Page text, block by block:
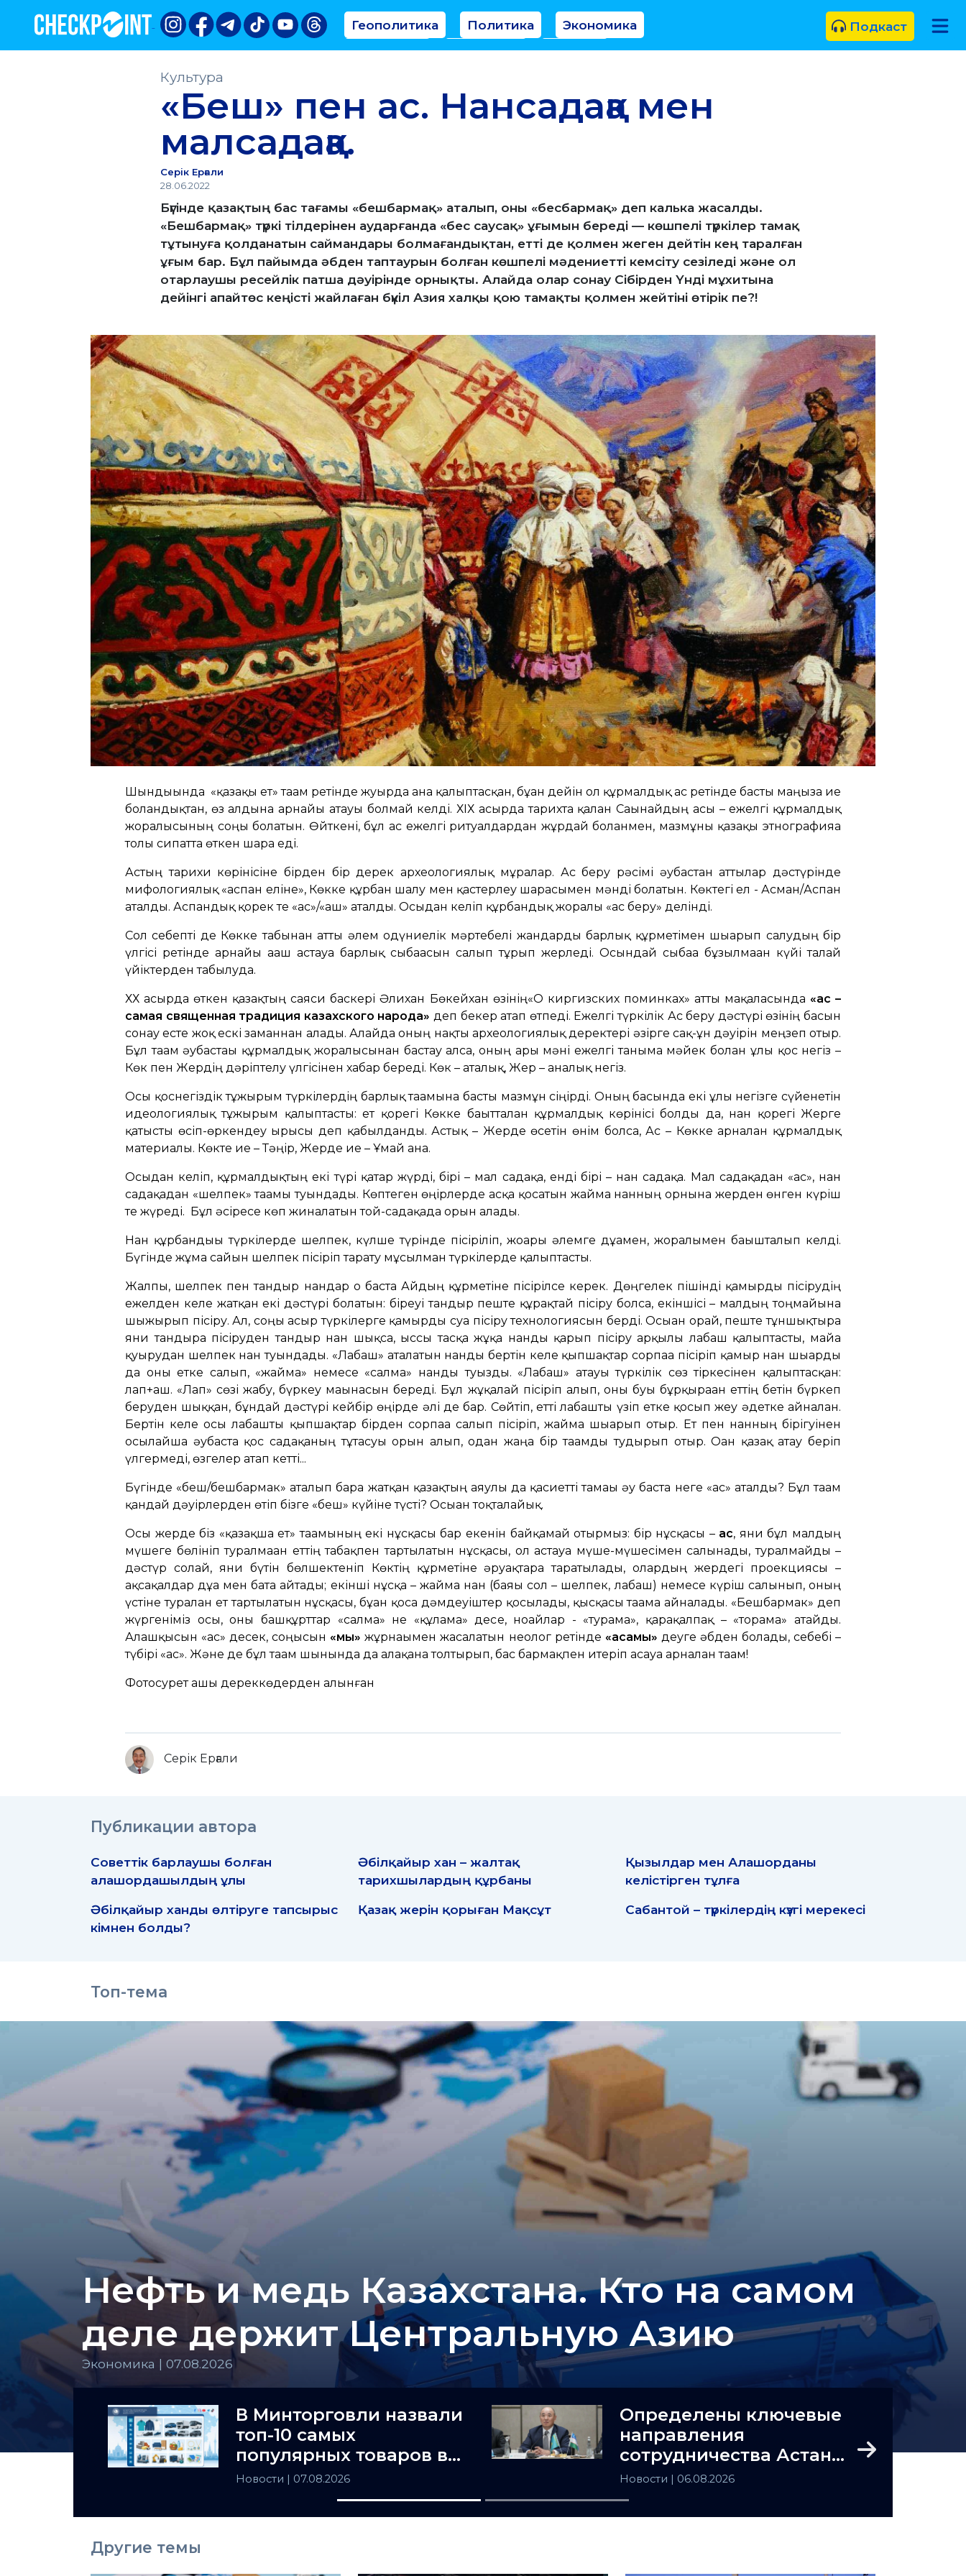
Геополитика Политика
Экономика
Аналитика
Интервью Мнение
Подкаст
Культура
«Беш» пен ас. Нансадақа мен
малсадақа.
Серік Ерғали
28.06.2022
Бүгінде қазақтың бас тағамы «бешбармақ» аталып, оны «бесбармақ» деп калька жасалды.
«Бешбармақ» түркі тілдерінен аударғанда «бес саусақ» ұғымын береді — көшпелі түркілер тамақ
тұтынуға қолданатын саймандары болмағандықтан, етті де қолмен жеген дейтін кең таралған
ұғым бар. Бұл пайымда әбден таптаурын болған көшпелі мәдениетті кемсіту сезіледі және ол
отарлаушы ресейлік патша дәуірінде орнықты. Алайда олар сонау Сібірден Үнді мұхитына
дейінгі апайтөс кеңісті жайлаған бүкіл Азия халқы қою тамақты қолмен жейтіні өтірік пе?!
Шындығында «қазақы ет» тағам ретінде жуырда ғана қалыптасқан, бұған дейін ол құрмалдық ас ретінде басты маңызға ие
болғандықтан, өз алдына арнайы атауы болмай келді. ХІХ ғасырда тарихта қалған Сағынайдың асы – ежелгі құрмалдық
жоралғысының соңы болатын. Өйткені, бұл ас ежелгі ритуалдардан жұрдай болғанмен, мазмұны қазақы этнографияға
толы сипатта өткен шара еді.
Астың тарихи көрінісіне бірден бір дерек археологиялық мұралар. Ас беру рәсімі әубастан аттылар дәстүрінде
мифологиялық «аспан еліне», Көкке құрбан шалу мен қастерлеу шарасымен мәнді болатын. Көктегі ел - Асман/Аспан
аталды. Аспандық қорек те «ас»/«аш» аталды. Осыдан келіп құрбандық жоралғы «ас беру» делінді.
Сол себепті де Көкке табынған атты әлем одүниелік мәртебелі жандарды барлық құрметімен шығарып салудың бір
үлгісі ретінде арнайы ағаш астауға барлық сыбағасын салып тұрып жерледі. Осындай сыбаға бұзылмаған күйі талай
үйіктерден табылуда.
ХХ ғасырда өткен қазақтың саяси баскері Әлихан Бөкейхан өзінің«О киргизских поминках» атты мақаласында «ас –
самая священная традиция казахского народа» деп бекер атап өтпеді. Ежелгі түркілік Ас беру дәстүрі өзінің басын
сонау есте жоқ ескі заманнан алады. Алайда оның нақты археологиялық деректері әзірге сақ-ғұн дәуірін меңзеп отыр.
Бұл тағам әубастағы құрмалдық жоралғысынан бастау алса, оның арғы мәні ежелгі танымға мәйек болған ұлы қос негіз –
Көк пен Жердің дәріптелу үлгісінен хабар береді. Көк – аталық, Жер – аналық негіз.
Осы қоснегіздік тұжырым түркілердің барлық тағамына басты мазмұн сіңірді. Оның басында екі ұлы негізге сүйенетін
идеологиялық тұжырым қалыптасты: ет қорегі Көкке бағытталған құрмалдық көрінісі болды да, нан қорегі Жерге
қатысты өсіп-өркендеу ырысы деп қабылданды. Астық – Жерде өсетін өнім болса, Ас – Көкке арналған құрмалдық
материалы. Көкте ие – Тәңір, Жерде ие – Ұмай ана.
Осыдан келіп, құрмалдықтың екі түрі қатар жүрді, бірі – мал садақа, енді бірі – нан садақа. Мал садақадан «ас», нан
садақадан «шелпек» тағамы туындады. Көптеген өңірлерде асқа қосатын жайма нанның орнына жерден өнген күріш
те жүреді. Бұл әсіресе көп жиналатын той-садақада орын алады.
Нан құрбандығы түркілерде шелпек, күлше түрінде пісіріліп, жоғарғы әлемге дұғамен, жоралғымен бағышталып келді.
Бүгінде жұма сайын шелпек пісіріп тарату мұсылман түркілерде қалыптасты.
Жалпы, шелпек пен тандыр нандар о баста Айдың құрметіне пісірілсе керек. Дөңгелек пішінді қамырды пісірудің
ежелден келе жатқан екі дәстүрі болатын: біреуі тандыр пеште құрғақтай пісіру болса, екіншісі – малдың тоңмайына
шыжғырып пісіру. Ал, соңғы ғасыр түркілерге қамырды суға пісіру технологиясын берді. Осыған орай, пеште тұншықтыра
яғни тандыра пісіруден тандыр нан шықса, ыссы тасқа жұқа нанды қарып пісіру арқылы лабаш қалыптасты, майға
қуырудан шелпек нан туындады. «Лабаш» аталатын нанды бертін келе қыпшақтар сорпаға пісіріп қамыр нан шығарды
да оны етке салып, «жайма» немесе «салма» нанды туғызды. «Лабаш» атауы түркілік сөз тіркесінен қалыптасқан:
лап+аш. «Лап» сөзі жабу, бүркеу мағынасын береді. Бұл жұқалай пісіріп алып, оны буы бұрқыраған еттің бетін бүркеп
беруден шыққан, бұндай дәстүрі кейбір өңірде әлі де бар. Сөйтіп, етті лабашты үзіп етке қосып жеу әдетке айналған.
Бертін келе осы лабашты қыпшақтар бірден сорпаға салып пісіріп, жайма шығарып отыр. Ет пен нанның бірігуінен
осылайша әубаста қос садақаның тұтасуы орын алып, одан жаңа бір тағамды тудырып отыр. Оған қазақ атау беріп
үлгермеді, өзгелер атап кетті...
Бүгінде «беш/бешбармак» аталып бара жатқан қазақтың аяулы да қасиетті тамағы әу баста неге «ас» аталды? Бұл тағам
қандай дәуірлерден өтіп бізге «беш» күйіне түсті? Осыған тоқталайық.
Осы жерде біз «қазақша ет» тағамының екі нұсқасы бар екенін байқамай отырмыз: бір нұсқасы – ас, яғни бұл малдың
мүшеге бөлініп туралмаған еттің табақпен тартылатын нұсқасы, ол астауға мүше-мүшесімен салынады, туралмайды –
дәстүр солай, яғни бүтін бөлшектеніп Көктің құрметіне әруақтарға таратылады, олардың жердегі проекциясы –
ақсақалдар дұға мен бата айтады; екінші нұсқа – жайма нан (баяғы сол – шелпек, лабаш) немесе күріш салынып, оның
үстіне туралған ет тартылатын нұсқасы, бұған қоса дәмдеуіштер қосылады, қысқасы тағамға айналады. «Бешбармак» деп
жүргеніміз осы, оны башқұрттар «салма» не «құлама» десе, ноғайлар - «турама», қарақалпақ – «торама» атайды.
Алғашқысын «ас» десек, соңғысын «мық» жұрнағымен жасалатын неолог ретінде «асамық» деуге әбден болады, себебі –
түбірі «ас». Және де бұл тағам шынында да алақанға толтырып, бас бармақпен итеріп асауға арналған тағам!
Фотосурет ашық дереккөдерден алынған
Серік Ерғали
Публикации автора
Советтік барлаушы болған
алашордашылдың ұлы
Әбілқайыр хан – жалтақ
тарихшылардың құрбаны
Қызылдар мен Алашорданы
келістірген тұлға
Әбілқайыр ханды өлтіруге тапсырыс
кімнен болды?
Қазақ жерін қорыған Мақсұт Сабантой – түркілердің күзгі мерекесі
Топ-тема
Нефть и медь Казахстана. Кто на самом
деле держит Центральную Азию
Экономика | 07.08.2026
В Минторговли назвали
топ-10 самых
популярных товаров в
Казахстане
Новости | 07.08.2026
Определены ключевые
направления
сотрудничества Астаны
и Ташкента
Новости | 06.08.2026
Next
Другие темы